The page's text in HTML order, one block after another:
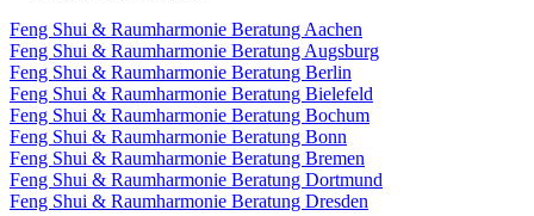
Feng Shui & Raumharmonie Beratung Aachen
Feng Shui & Raumharmonie Beratung Augsburg
Feng Shui & Raumharmonie Beratung Berlin
Feng Shui & Raumharmonie Beratung Bielefeld
Feng Shui & Raumharmonie Beratung Bochum
Feng Shui & Raumharmonie Beratung Bonn
Feng Shui & Raumharmonie Beratung Bremen
Feng Shui & Raumharmonie Beratung Dortmund
Feng Shui & Raumharmonie Beratung Dresden